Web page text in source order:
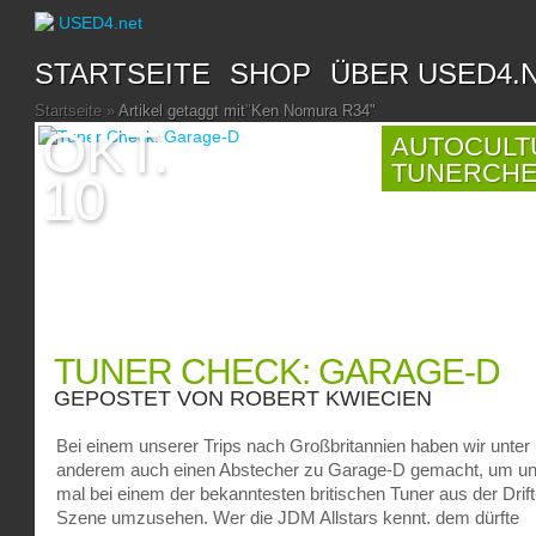
STARTSEITE SHOP ÜBER
Startseite » Artikel getaggt mit"Ken Nomura R34"
OKT.
10
TUNER CHECK: GARAGE-D
GEPOSTET VON ROBERT KWIECIEN
Bei einem unserer Trips nach Großbritannien haben wir unter
anderem auch einen Abstecher zu Garage-D gemacht, um
mal bei einem der bekanntesten britischen Tuner aus der
Szene umzusehen. Wer die JDM Allstars kennt, dem dürfte